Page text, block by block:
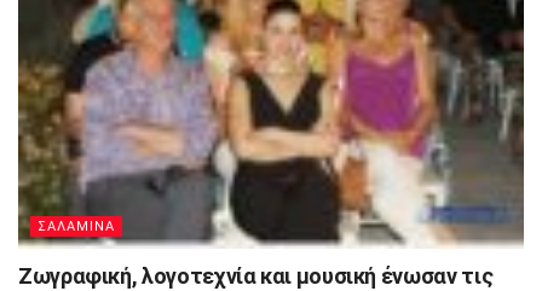
ΣΑΛΑΜΙΝΑ
Ζωγραφική, λογοτεχνία και μουσική ένωσαν τις